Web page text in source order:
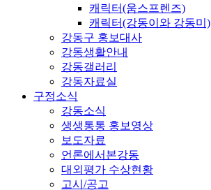
캐릭터(움스프렌즈)
캐릭터(강동이와 강동미)
강동구 홍보대사
강동생활안내
강동갤러리
강동자료실
구정소식
강동소식
생생통통 홍보영상
보도자료
언론에서본강동
대외평가 수상현황
고시/공고